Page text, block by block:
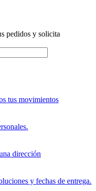
pedidos y solicita
tus movimientos
dirección
y fechas de entrega.